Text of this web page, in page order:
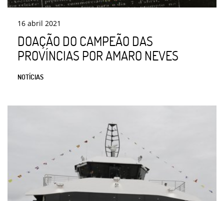
16 abril 2021
DOAÇÃO DO CAMPEÃO DAS
PROVÍNCIAS POR AMARO NEVES
NOTÍCIAS